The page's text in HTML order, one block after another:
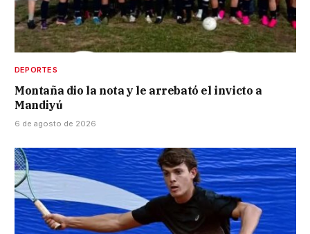
DEPORTES
Montaña dio la nota y le arrebató el invicto a
Mandiyú
6 de agosto de 2026